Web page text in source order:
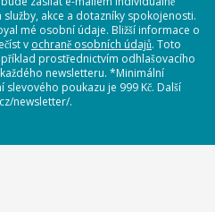
akce a dotazníky spokojenosti.
mé osobní údaje. Bližší informace o
v ochraně osobních údajů. Toto
prostřednictvím odhlašovacího
newsletteru. *Minimální
poukazu je 999 Kč. Další
newsletter/.